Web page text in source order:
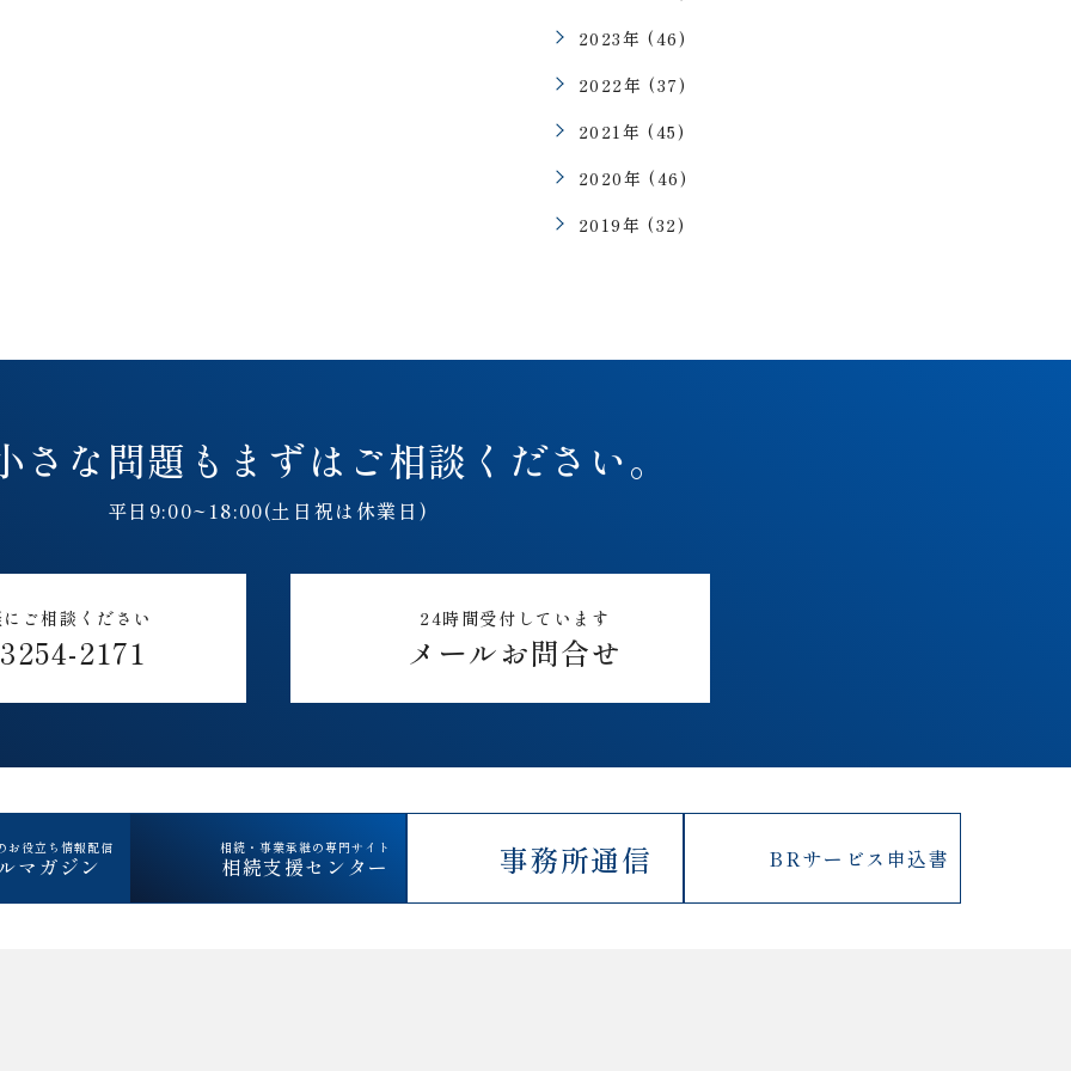
2023年 (46)
2022年 (37)
2021年 (45)
2020年 (46)
2019年 (32)
さな問題も まずはご相談ください。
平日9:00~18:00(土日祝は休業日)
ご相談ください
2171
24時間受付しています
メールお問合せ
お役立ち情報配信
マガジン
相続・事業承継の専門サイト
相続支援センター 事務所通信 BRサービス 申込書